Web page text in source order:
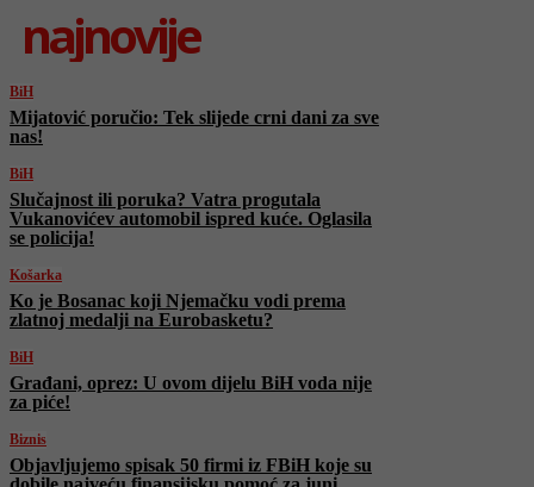
najnovije
BiH
Mijatović poručio: Tek slijede crni dani za sve
nas!
BiH
Slučajnost ili poruka? Vatra progutala
Vukanovićev automobil ispred kuće. Oglasila
se policija!
Košarka
Ko je Bosanac koji Njemačku vodi prema
zlatnoj medalji na Eurobasketu?
BiH
Građani, oprez: U ovom dijelu BiH voda nije
za piće!
Biznis
Objavljujemo spisak 50 firmi iz FBiH koje su